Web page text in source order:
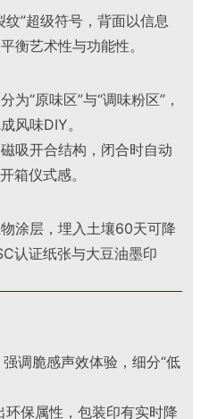
纹”超级符号，背面以信息
衡艺术性与功能性。
为“原味区”与“调味粉区”，
风味DIY。
吸开合结构，闭合时自动
箱仪式感。
涂层，埋入土壤60天可降
认证纸张与大豆油墨印
强调脆感声效体验，细分“低
环保属性，包装印有实时降